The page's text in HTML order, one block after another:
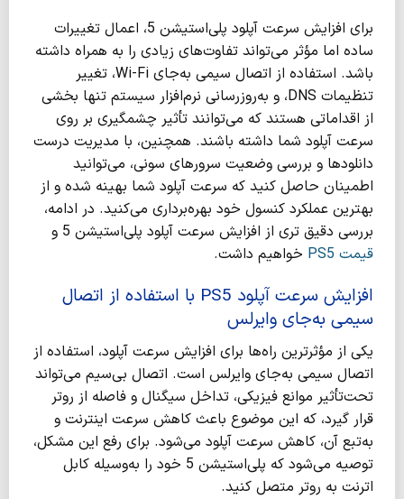
برای افزایش سرعت آپلود پلی‌استیشن 5، اعمال تغییرات
ساده اما مؤثر می‌تواند تفاوت‌های زیادی را به همراه داشته
باشد. استفاده از اتصال سیمی به‌جای Wi-Fi، تغییر
تنظیمات DNS، و به‌روزرسانی نرم‌افزار سیستم تنها بخشی
از اقداماتی هستند که می‌توانند تأثیر چشمگیری بر روی
سرعت آپلود شما داشته باشند. همچنین، با مدیریت درست
دانلودها و بررسی وضعیت سرورهای سونی، می‌توانید
اطمینان حاصل کنید که سرعت آپلود شما بهینه شده و از
بهترین عملکرد کنسول خود بهره‌برداری می‌کنید. در ادامه،
بررسی دقیق تری از افزایش سرعت آپلود پلی‌استیشن 5 و
قیمت PS5
خواهیم داشت.
افزایش سرعت آپلود PS5 با
استفاده از اتصال
سیمی به‌جای وایرلس
یکی از مؤثرترین راه‌ها برای افزایش سرعت آپلود، استفاده از
اتصال سیمی به‌جای وایرلس است. اتصال بی‌سیم می‌تواند
تحت‌تأثیر موانع فیزیکی، تداخل سیگنال و فاصله از روتر
قرار گیرد، که این موضوع باعث کاهش سرعت اینترنت و
به‌تبع آن، کاهش سرعت آپلود می‌شود. برای رفع این مشکل،
توصیه می‌شود که پلی‌استیشن 5 خود را به‌وسیله کابل
اترنت به روتر متصل کنید.